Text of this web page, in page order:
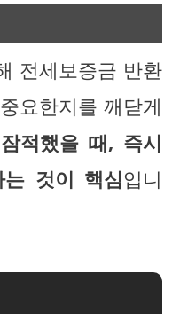
전세보증금 반환
요한지를 깨닫게
적했을 때, 즉시
는 것이 핵심입니